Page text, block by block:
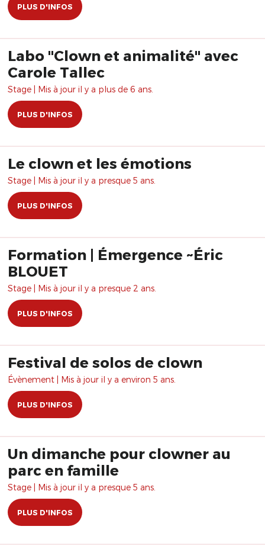
PLUS D'INFOS
Labo "Clown et animalité" avec
Carole Tallec
Stage | Mis à jour il y a plus de 6 ans.
PLUS D'INFOS
Le clown et les émotions
Stage | Mis à jour il y a presque 5 ans.
PLUS D'INFOS
Formation | Émergence ~Éric
BLOUET
Stage | Mis à jour il y a presque 2 ans.
PLUS D'INFOS
Festival de solos de clown
Évènement | Mis à jour il y a environ 5 ans.
PLUS D'INFOS
Un dimanche pour clowner au
parc en famille
Stage | Mis à jour il y a presque 5 ans.
PLUS D'INFOS